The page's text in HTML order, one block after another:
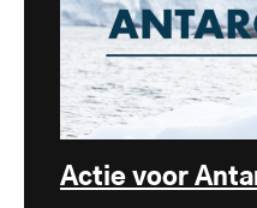
Actie voor